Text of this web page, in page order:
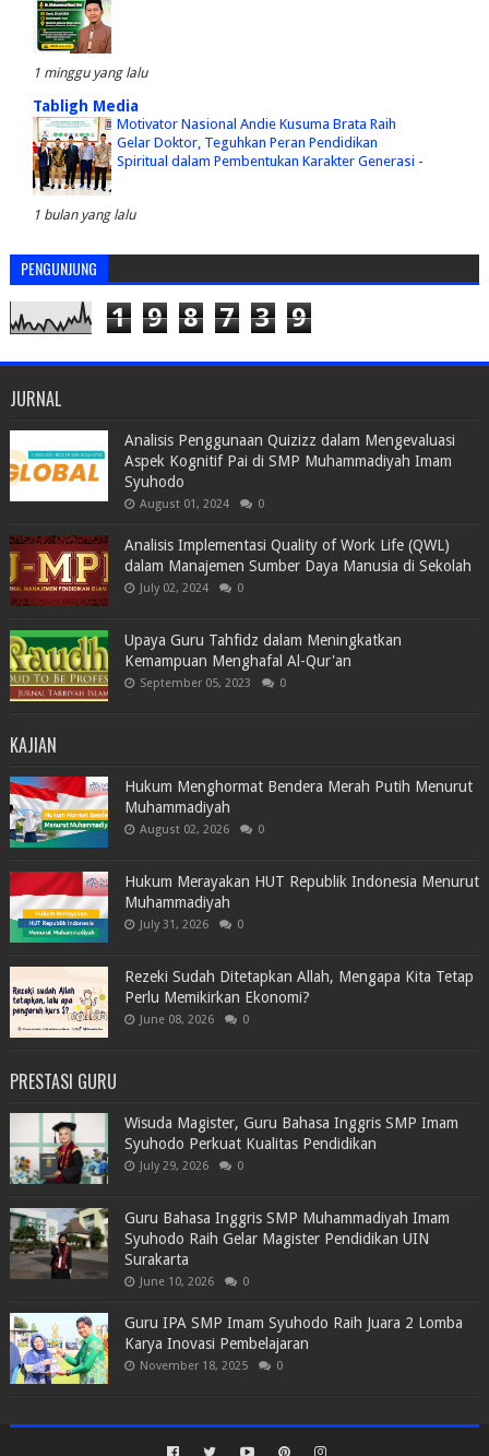
1 minggu yang lalu
Tabligh Media
Motivator Nasional Andie Kusuma Brata Raih
Gelar Doktor, Teguhkan Peran Pendidikan
Spiritual dalam Pembentukan Karakter Generasi -
1 bulan yang lalu
PENGUNJUNG
1 9 8 7 3 9
JURNAL
Analisis Penggunaan Quizizz dalam Mengevaluasi
Aspek Kognitif Pai di SMP Muhammadiyah Imam
Syuhodo
August 01, 2024 0
Analisis Implementasi Quality of Work Life (QWL)
dalam Manajemen Sumber Daya Manusia di Sekolah
July 02, 2024 0
Upaya Guru Tahfidz dalam Meningkatkan
Kemampuan Menghafal Al-Qur'an
September 05, 2023 0
KAJIAN
Hukum Menghormat Bendera Merah Putih Menurut
Muhammadiyah
August 02, 2026 0
Hukum Merayakan HUT Republik Indonesia Menurut
Muhammadiyah
July 31, 2026 0
Rezeki Sudah Ditetapkan Allah, Mengapa Kita Tetap
Perlu Memikirkan Ekonomi?
June 08, 2026 0
PRESTASI GURU
Wisuda Magister, Guru Bahasa Inggris SMP Imam
Syuhodo Perkuat Kualitas Pendidikan
July 29, 2026 0
Guru Bahasa Inggris SMP Muhammadiyah Imam
Syuhodo Raih Gelar Magister Pendidikan UIN
Surakarta
June 10, 2026 0
Guru IPA SMP Imam Syuhodo Raih Juara 2 Lomba
Karya Inovasi Pembelajaran
November 18, 2025 0